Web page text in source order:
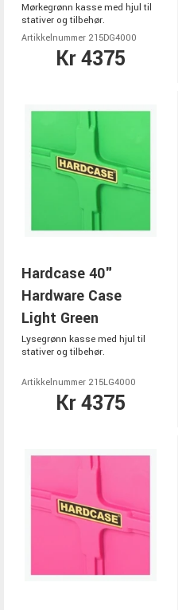
Mørkegrønn kasse med hjul til
stativer og tilbehør.
Artikkelnummer 215DG4000
Kr 4375
Hardcase 40"
Hardware Case
Light Green
Lysegrønn kasse med hjul til
stativer og tilbehør.
Artikkelnummer 215LG4000
Kr 4375